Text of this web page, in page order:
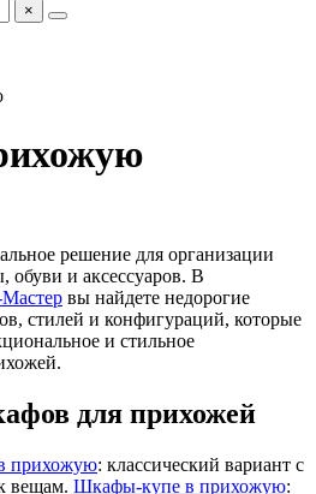
×
решение для организации
обуви и аксессуаров. В
вы найдете недорогие
стилей и конфигураций, которые
и стильное
для прихожей
прихожую: классический вариант с
вещам. Шкафы-купе в прихожую: